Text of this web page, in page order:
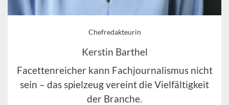
Chefredakteurin
Kerstin Barthel
Facettenreicher kann Fachjournalismus nicht
sein – das spielzeug vereint die Vielfältigkeit
der Branche.